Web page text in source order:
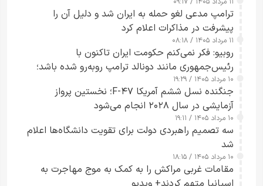
جاسوسی گفت
ترامپ مدعی لغو حمله به ایران شد و دلیل آن را
پیشرفت در مذاکرات اعلام کرد
۱۱ مرداد ۱۴۰۵ / ۰۸:۱۸
روبیو: فکر نمی‌کنم حکومت ایران تاکنون با
رئیس‌جمهوری مانند دونالد ترامپ روبه‌رو شده باشد؛
کسی که واقعاً دست به اقدام می‌زند
۱۰ مرداد ۱۴۰۵ / ۱۹:۲۹
جنگنده نسل ششم آمریکا F-۴۷؛ نخستین پرواز
آزمایشی در سال ۲۰۲۸ انجام می‌شود
۱۰ مرداد ۱۴۰۵ / ۱۹:۱۱
سه تصمیم راهبردی دولت برای تقویت دانشگاه‌ها اعلام
شد
۱۰ مرداد ۱۴۰۵ / ۱۸:۱۵
مقامات غربی مراکش را به کمک به موج مهاجرت به